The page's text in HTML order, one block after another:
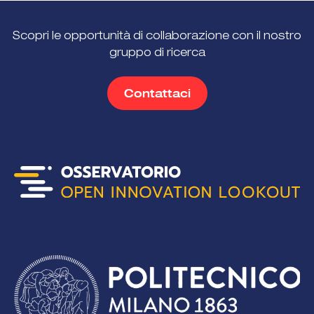
Scopri le opportunità di collaborazione con il nostro
gruppo di ricerca
Contattaci